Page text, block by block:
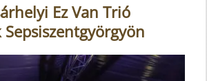
Ez Van Trió